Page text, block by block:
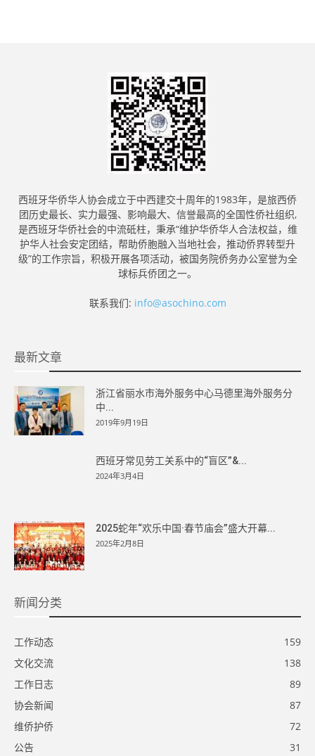
西班牙华侨华人协会成立于中西建交十周年的1983年，是旅西侨
团历史最长、实力最强、影响最大、信誉最高的全国性侨社组织,
是西班牙华侨社会的中流砥柱，秉承“维护华侨华人合法权益，维
护华人社会安定团结，帮助侨胞融入当地社会，推动侨界转型升
级”的工作宗旨，积极开展各项活动，被国务院侨务办公室誉为全
球标兵侨团之一。
联系我们: info@asochino.com
最新文章
浙江省丽水市海外服务中心马德里海外服务分
中...
2019年9月19日
西班牙常见劳工关系中的“盲区”&...
2024年3月4日
2025蛇年“欢乐中国·春节庙会”盛大开幕...
2025年2月8日
新闻分类
工作动态
159
文化交流
138
工作日志
89
协会新闻
87
维侨护侨
72
公告
31